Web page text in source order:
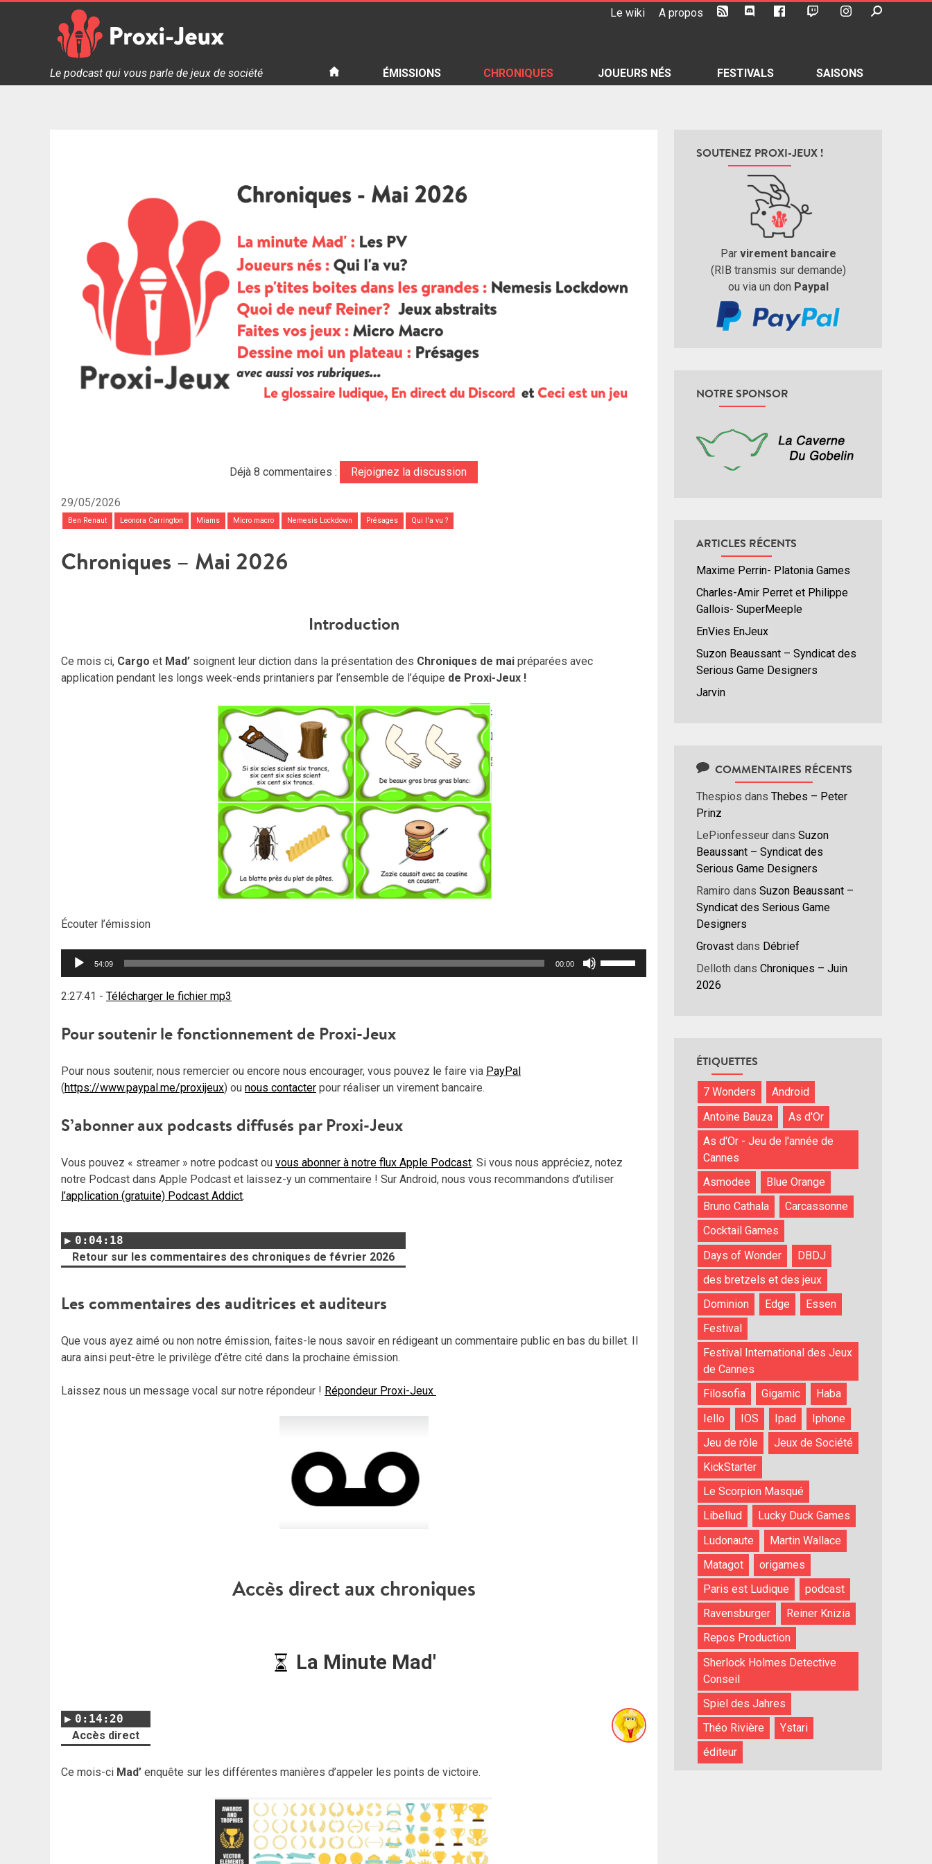
Le wiki A propos
Proxi Jeux - Le podcast qui vous parle de jeux de société
Le podcast qui vous parle de jeux de société ÉMISSIONS CHRONIQUES JOUEURS NÉS FESTIVALS SAISONS
Déjà 8 commentaires : Rejoignez la discussion
29/05/2026
Ben Renaut Leonora Carrington Miams Micro macro Nemesis Lockdown Présages Qui l'a vu ?
Chroniques – Mai 2026
Introduction
Ce mois ci, Cargo et Mad’ soignent leur diction dans la présentation des Chroniques de mai préparées avec
application pendant les longs week-ends printaniers par l’ensemble de l’équipe de Proxi-Jeux !
Écouter l’émission
Lecteur
54:09 00:00
2:27:41 - Télécharger le fichier mp3
Pour soutenir le fonctionnement de Proxi-Jeux
Pour nous soutenir, nous remercier ou encore nous encourager, vous pouvez le faire via PayPal
(https://www.paypal.me/proxijeux) ou nous contacter pour réaliser un virement bancaire.
S’abonner aux podcasts diffusés par Proxi-Jeux
Vous pouvez « streamer » notre podcast ou vous abonner à notre flux Apple Podcast. Si vous nous appréciez, notez
notre Podcast dans Apple Podcast et laissez-y un commentaire ! Sur Android, nous vous recommandons d’utiliser
l’application (gratuite) Podcast Addict.
0:04:18
Retour sur les commentaires des chroniques de février 2026
Les commentaires des auditrices et auditeurs
Que vous ayez aimé ou non notre émission, faites-le nous savoir en rédigeant un commentaire public en bas du billet. Il
aura ainsi peut-être le privilège d’être cité dans la prochaine émission.
Laissez nous un message vocal sur notre répondeur ! Répondeur Proxi-Jeux
Accès direct aux chroniques
La Minute Mad'
0:14:20
Accès direct
Ce mois-ci Mad’ enquête sur les différentes manières d’appeler les points de victoire.
SOUTENEZ PROXI-JEUX !
Par virement bancaire
(RIB transmis sur demande)
ou via un don Paypal
NOTRE SPONSOR
ARTICLES RÉCENTS
Maxime Perrin- Platonia Games
Charles-Amir Perret et Philippe
Gallois- SuperMeeple
EnVies EnJeux
Suzon Beaussant – Syndicat des
Serious Game Designers
Jarvin
COMMENTAIRES RÉCENTS
Thespios dans Thebes – Peter
Prinz
LePionfesseur dans Suzon
Beaussant – Syndicat des
Serious Game Designers
Ramiro dans Suzon Beaussant –
Syndicat des Serious Game
Designers
Grovast dans Débrief
Delloth dans Chroniques – Juin
2026
ÉTIQUETTES
7 Wonders
Android
Antoine Bauza
As d'Or
As d'Or - Jeu de l'année de
Cannes
Asmodee
Blue Orange
Bruno Cathala
Carcassonne
Cocktail Games
Days of Wonder
DBDJ
des bretzels et des jeux
Dominion
Edge
Essen
Festival
Festival International des Jeux
de Cannes
Filosofia
Gigamic
Haba
Iello
IOS Ipad
Iphone
Jeu de rôle
Jeux de Société
KickStarter
Le Scorpion Masqué
Libellud
Lucky Duck Games
Ludonaute
Martin Wallace
Matagot
origames
Paris est Ludique
podcast
Ravensburger
Reiner Knizia
Repos Production
Sherlock Holmes Detective
Conseil
Spiel des Jahres
Théo Rivière
Ystari
éditeur